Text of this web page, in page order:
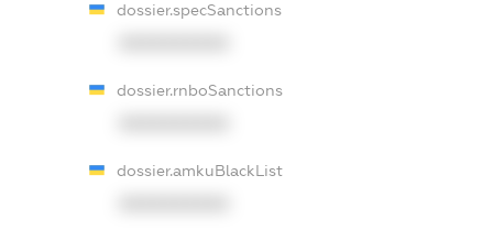
dossier.specSanctions
dossier.rnboSanctions
dossier.amkuBlackList